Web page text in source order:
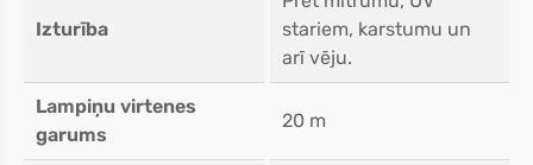
Izturība
stariem, karstumu un
arī vēju.
Lampiņu virtenes
garums
20 m